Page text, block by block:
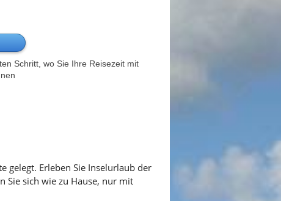
Schritt, wo Sie Ihre Reisezeit mit
gelegt. Erleben Sie Inselurlaub der
Sie sich wie zu Hause, nur mit